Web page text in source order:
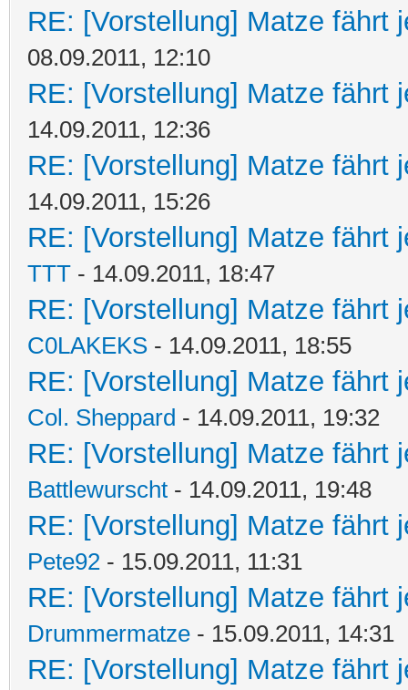
RE: [Vorstellung] Matze fährt
08.09.2011, 12:10
RE: [Vorstellung] Matze fährt
14.09.2011, 12:36
RE: [Vorstellung] Matze fährt
14.09.2011, 15:26
RE: [Vorstellung] Matze fährt
TTT - 14.09.2011, 18:47
RE: [Vorstellung] Matze fährt
C0LAKEKS - 14.09.2011, 18:55
RE: [Vorstellung] Matze fährt
Col. Sheppard - 14.09.2011, 19:32
RE: [Vorstellung] Matze fährt
Battlewurscht - 14.09.2011, 19:48
RE: [Vorstellung] Matze fährt
Pete92 - 15.09.2011, 11:31
RE: [Vorstellung] Matze fährt
Drummermatze - 15.09.2011, 14:31
RE: [Vorstellung] Matze fährt